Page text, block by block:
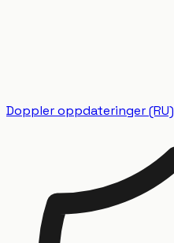
Doppler oppdateringer (RU)